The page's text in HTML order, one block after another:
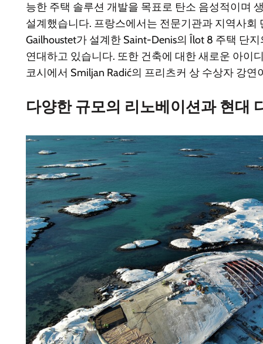
능한 주택 솔루션 개발을 목표로 탄소 음성적이며
설계했습니다. 프랑스에서는 전문기관과 지역사회
Gailhoustet가 설계한 Saint-Denis의 Îlot 8 주택 단
연대하고 있습니다. 또한 건축에 대한 새로운 아이
코시에서 Smiljan Radić의 프리츠커 상 수상자 강
다양한 규모의 리노베이션과 현대